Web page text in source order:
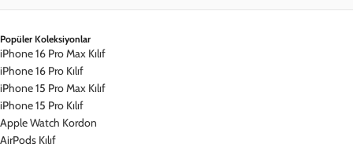
Popüler Koleksiyonlar
iPhone 16 Pro Max Kılıf
iPhone 16 Pro Kılıf
iPhone 15 Pro Max Kılıf
iPhone 15 Pro Kılıf
Apple Watch Kordon
AirPods Kılıf